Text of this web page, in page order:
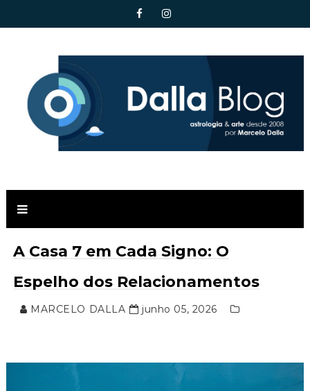
A Casa 7 em Cada Signo: O
Espelho dos Relacionamentos
MARCELO DALLA junho 05, 2026